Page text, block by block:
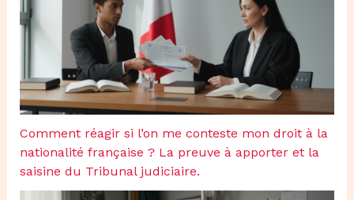
Comment réagir si l’on me conteste mon droit à la
nationalité française ? La preuve à apporter et la
saisine du Tribunal judiciaire.